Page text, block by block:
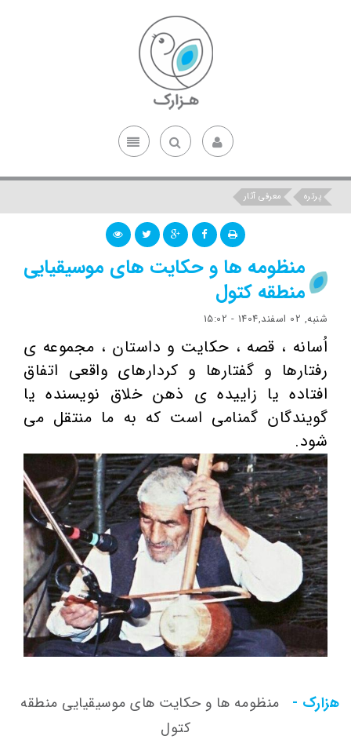
پرتره معرفی آثار
منظومه ها و حکایت های موسیقیایی
منطقه کتول
شنبه, 02 اسفند,1404 - 15:02
اُسانه ، قصه ، حکایت و داستان ، مجموعه ی
رفتارها و گفتارها و کردارهای واقعی اتفاق
افتاده یا زاییده ی ذهن خلاق نویسنده یا
گویندگان گمنامی است که به ما منتقل می
شود.
هزارک -
منظومه ها و حکایت های موسیقیایی منطقه
کتول